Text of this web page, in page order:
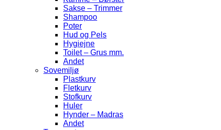
Sakse – Trimmer
Shampoo
Poter
Hud og Pels
Hygiejne
Toilet – Grus mm.
Andet
Sovemiljø
Plastkurv
Fletkurv
Stofkurv
Huler
Hynder – Madras
Andet